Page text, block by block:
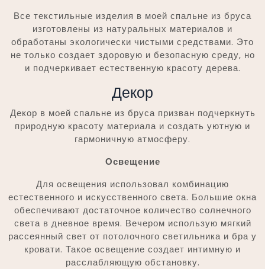
Все текстильные изделия в моей спальне из бруса
изготовлены из натуральных материалов и
обработаны экологически чистыми средствами. Это
не только создает здоровую и безопасную среду, но
и подчеркивает естественную красоту дерева.
Декор
Декор в моей спальне из бруса призван подчеркнуть
природную красоту материала и создать уютную и
гармоничную атмосферу.
Освещение
Для освещения использовал комбинацию
естественного и искусственного света. Большие окна
обеспечивают достаточное количество солнечного
света в дневное время. Вечером использую мягкий
рассеянный свет от потолочного светильника и бра у
кровати. Такое освещение создает интимную и
расслабляющую обстановку.